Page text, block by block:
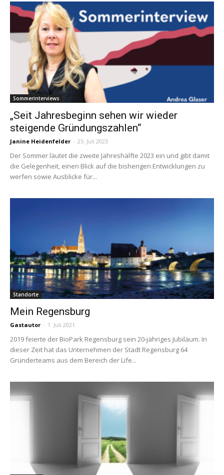
Sommerinterviews
„Seit Jahresbeginn sehen wir wieder
steigende Gründungszahlen“
Janine Heidenfelder - 25. Juli 2023
Der Sommer läutet die zweite Jahreshälfte 2023 ein und gibt damit
die Gelegenheit, einen Blick auf die bisherigen Entwicklungen zu
werfen sowie Ausblicke für...
Standorte
Mein Regensburg
Gastautor - 1. Juli 2021
2019 feierte der BioPark Regensburg sein 20-jähriges Jubiläum. In
dieser Zeit hat das Unternehmen der Stadt Regensburg 64
Gründerteams aus dem Bereich der Life...